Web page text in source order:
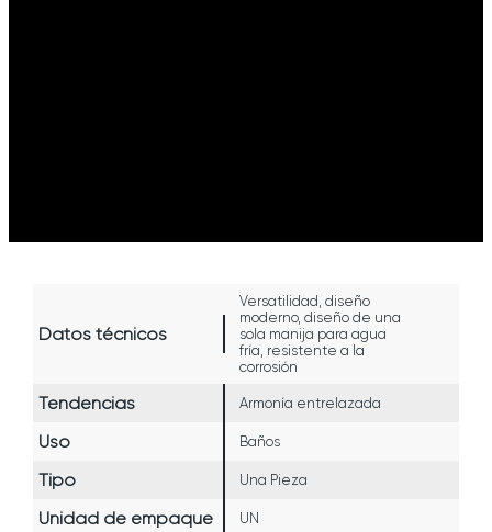
Datos técnicos
Versatilidad, diseño
moderno, diseño de una
sola manija para agua
fría, resistente a la
corrosión
Tendencias Armonía entrelazada
Uso Baños
Tipo Una Pieza
Unidad de empaque UN